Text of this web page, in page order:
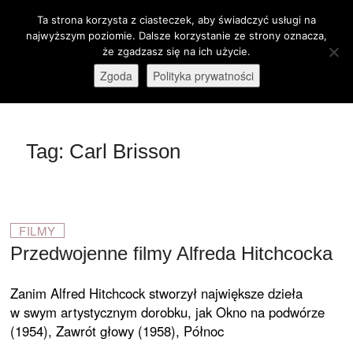
stare-kino.pl
ZAPRASZAMY
M
e
B
Tag: Carl Brisson
FILMY
Przedwojenne filmy Alfreda Hitchcocka
Zanim Alfred Hitchcock stworzył największe dzieła
w swym artystycznym dorobku, jak Okno na podwórze
(1954), Zawrót głowy (1958), Północ
Otwórz pasek narzędzi
Ta strona korzysta z ciasteczek, aby świadczyć usługi na
najwyższym poziomie. Dalsze korzystanie ze strony oznacza,
że zgadzasz się na ich użycie.
Zgoda Polityka prywatności